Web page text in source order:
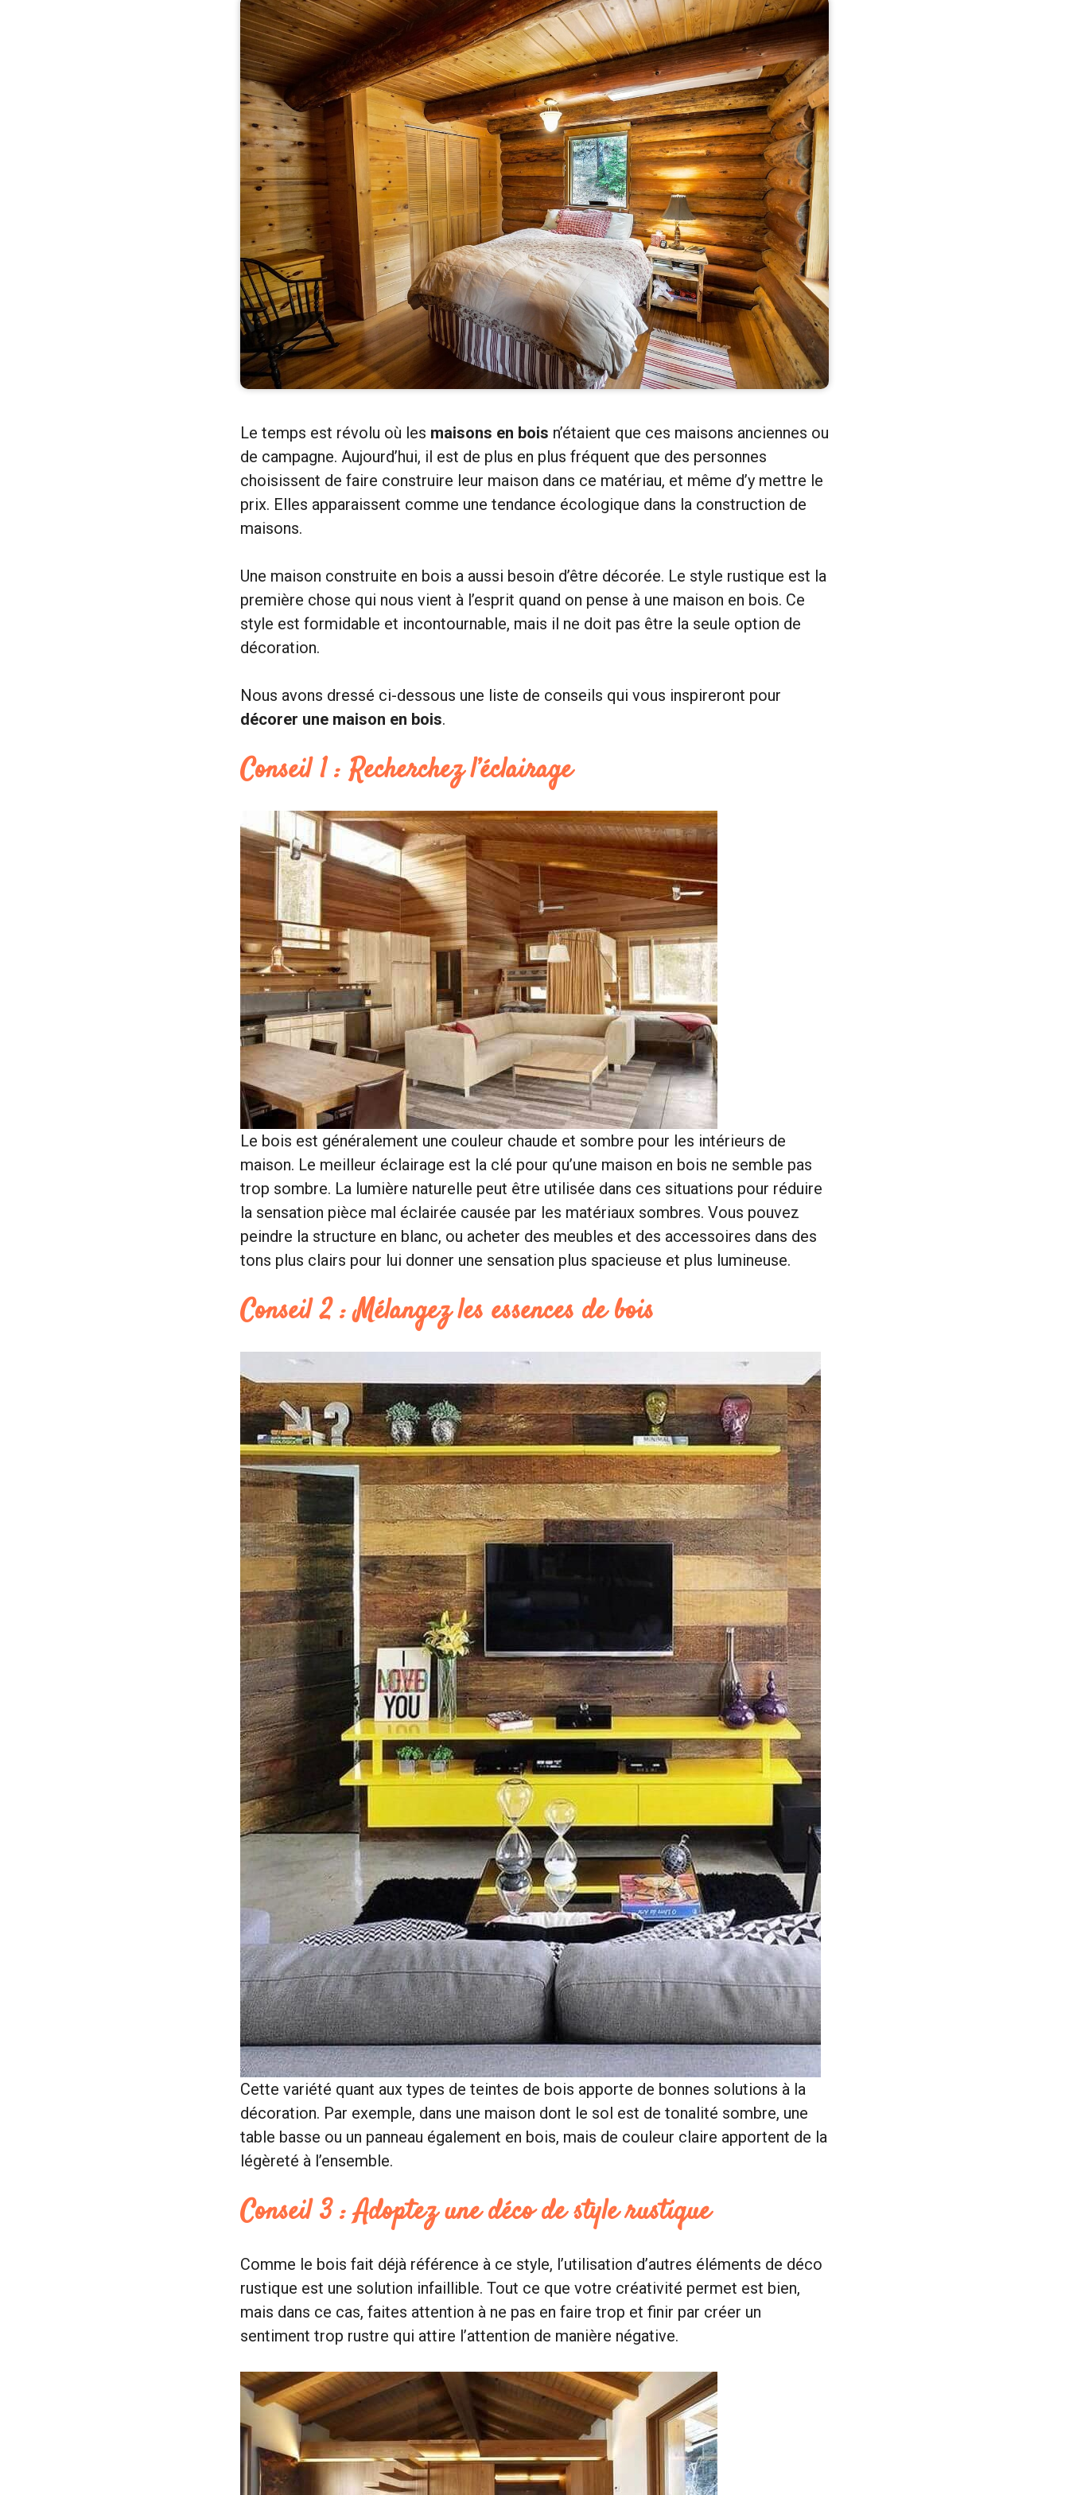
Le temps est révolu où les maisons en bois n’étaient que ces maisons anciennes ou
de campagne. Aujourd’hui, il est de plus en plus fréquent que des personnes
choisissent de faire construire leur maison dans ce matériau, et même d’y mettre le
prix. Elles apparaissent comme une tendance écologique dans la construction de
maisons.
Une maison construite en bois a aussi besoin d’être décorée. Le style rustique est la
première chose qui nous vient à l’esprit quand on pense à une maison en bois. Ce
style est formidable et incontournable, mais il ne doit pas être la seule option de
décoration.
Nous avons dressé ci-dessous une liste de conseils qui vous inspireront pour
décorer une maison en bois.
Conseil 1 : Recherchez l’éclairage
Le bois est généralement une couleur chaude et sombre pour les intérieurs de
maison. Le meilleur éclairage est la clé pour qu’une maison en bois ne semble pas
trop sombre. La lumière naturelle peut être utilisée dans ces situations pour réduire
la sensation pièce mal éclairée causée par les matériaux sombres. Vous pouvez
peindre la structure en blanc, ou acheter des meubles et des accessoires dans des
tons plus clairs pour lui donner une sensation plus spacieuse et plus lumineuse.
Conseil 2 : Mélangez les essences de bois
Cette variété quant aux types de teintes de bois apporte de bonnes solutions à la
décoration. Par exemple, dans une maison dont le sol est de tonalité sombre, une
table basse ou un panneau également en bois, mais de couleur claire apportent de la
légèreté à l’ensemble.
Conseil 3 : Adoptez une déco de style rustique
Comme le bois fait déjà référence à ce style, l’utilisation d’autres éléments de déco
rustique est une solution infaillible. Tout ce que votre créativité permet est bien,
mais dans ce cas, faites attention à ne pas en faire trop et finir par créer un
sentiment trop rustre qui attire l’attention de manière négative.